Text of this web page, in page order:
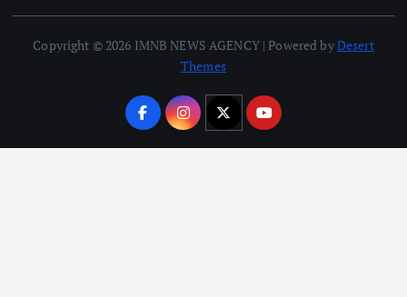
Copyright © 2026 IMNB NEWS AGENCY | Powered byDesert
Themes